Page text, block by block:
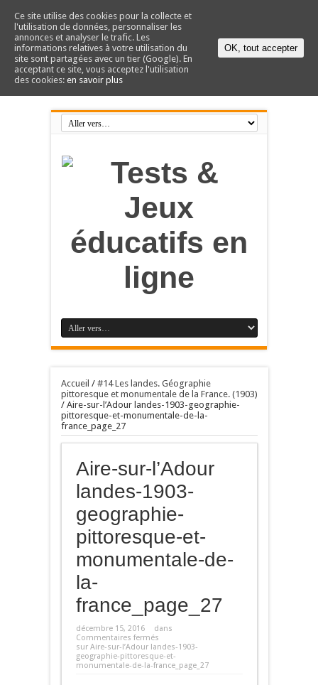
Accueil / #14 Les landes. Géographie
pittoresque et monumentale de la France. (1903)
/ Aire-sur-l’Adour landes-1903-geographie-
pittoresque-et-monumentale-de-la-
france_page_27
Aire-sur-l’Adour
landes-1903-
geographie-
pittoresque-et-
monumentale-de-
la-
france_page_27
décembre 15, 2016
dans
Commentaires fermés
sur Aire-sur-l’Adour landes-1903-
geographie-pittoresque-et-
monumentale-de-la-france_page_27
Ce site utilise des cookies pour la collecte et
l'utilisation de données, personnaliser les
annonces et analyser le trafic. Les
informations relatives à votre utilisation du
site sont partagées avec un tier (Google). En
acceptant ce site, vous acceptez l'utilisation
des cookies: en savoir plus
OK, tout accepter